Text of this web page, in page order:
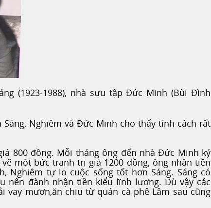
(1923-1988), nhà sưu tập Đức Minh (Bùi Đình
Nghiêm và Đức Minh cho thấy tính cách rất
800 đồng. Mỗi tháng ông đến nhà Đức Minh ký
một bức tranh trị giá 1200 đồng, ông nhận tiền
Nghiêm tự lo cuộc sống tốt hơn Sáng. Sáng có
nên đành nhận tiền kiểu lĩnh lương. Dù vậy các
vay mượn,ăn chịu từ quán cà phê Lâm sau cũng